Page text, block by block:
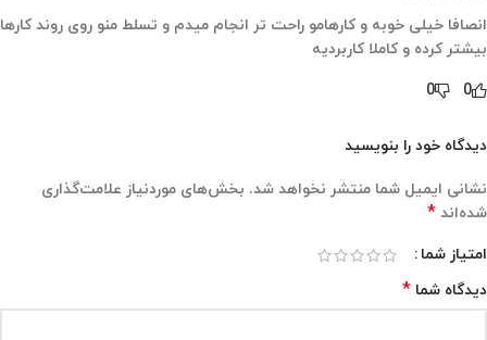
انصافا خیلی خوبه و کارهامو راحت تر انجام میدم و تسلط منو روی روند کارها
بیشتر کرده و کاملا کاربردیه
0
0
دیدگاه خود را بنویسید
نشانی ایمیل شما منتشر نخواهد شد. بخش‌های موردنیاز علامت‌گذاری
شده‌اند *
امتیاز شما
دیدگاه شما *